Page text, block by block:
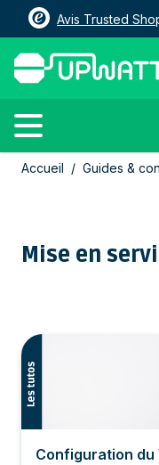
Avis Trusted
Allez au contenu
Accueil / Guides &
Mise en
Configuration du